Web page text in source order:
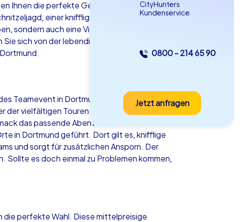
Dortmund
1,5-2,0 h 15-1,000
Ihnen die perfekte Gelegenheit, mit Ihren
einer kniffligen Schatzsuche oder
sondern auch eine Vielzahl an
sich von der lebendigen Atmosphäre der
Teamevent in Dortmund erleben möchten.
der vielfältigen Touren teilzunehmen. Ob
das passende Abenteuer. Dabei werden
in Dortmund geführt. Dort gilt es, knifflige
und sorgt für zusätzlichen Ansporn. Der
es doch einmal zu Problemen kommen,
die perfekte Wahl. Diese mittelpreisige
CityHunters
Kundenservice
0800 - 214 65 90
Jetzt anfragen